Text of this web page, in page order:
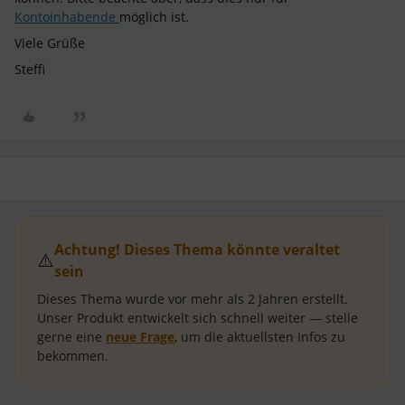
Kontoinhabende möglich ist.
Viele Grüße
Steffi
⚠️Achtung! Dieses Thema könnte veraltet
sein
Dieses Thema wurde vor mehr als 2 Jahren erstellt.
Unser Produkt entwickelt sich schnell weiter — stelle
gerne eine neue Frage, um die aktuellsten Infos zu
bekommen.